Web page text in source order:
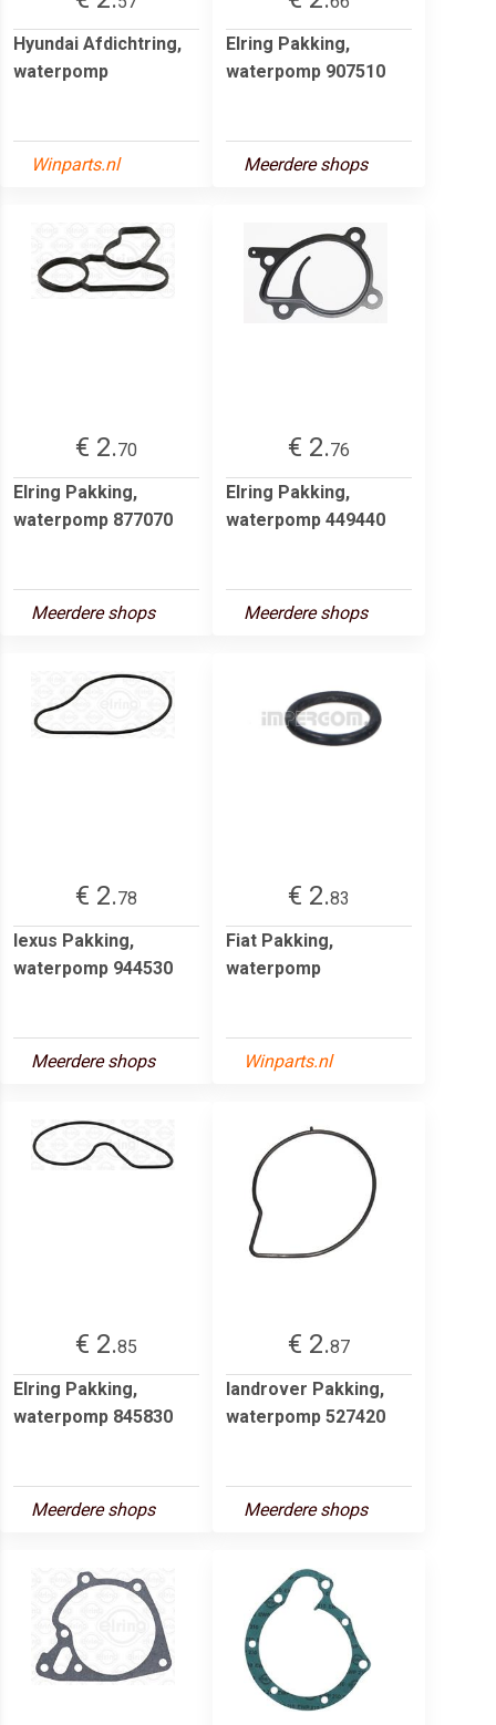
Hyundai Afdichtring,
waterpomp
Winparts.nl
Elring Pakking,
waterpomp 907510
Meerdere shops
€ 2.70
Elring Pakking,
waterpomp 877070
Meerdere shops
€ 2.76
Elring Pakking,
waterpomp 449440
Meerdere shops
€ 2.78
lexus Pakking,
waterpomp 944530
Meerdere shops
€ 2.83
Fiat Pakking,
waterpomp
Winparts.nl
€ 2.85
Elring Pakking,
waterpomp 845830
Meerdere shops
€ 2.87
landrover Pakking,
waterpomp 527420
Meerdere shops